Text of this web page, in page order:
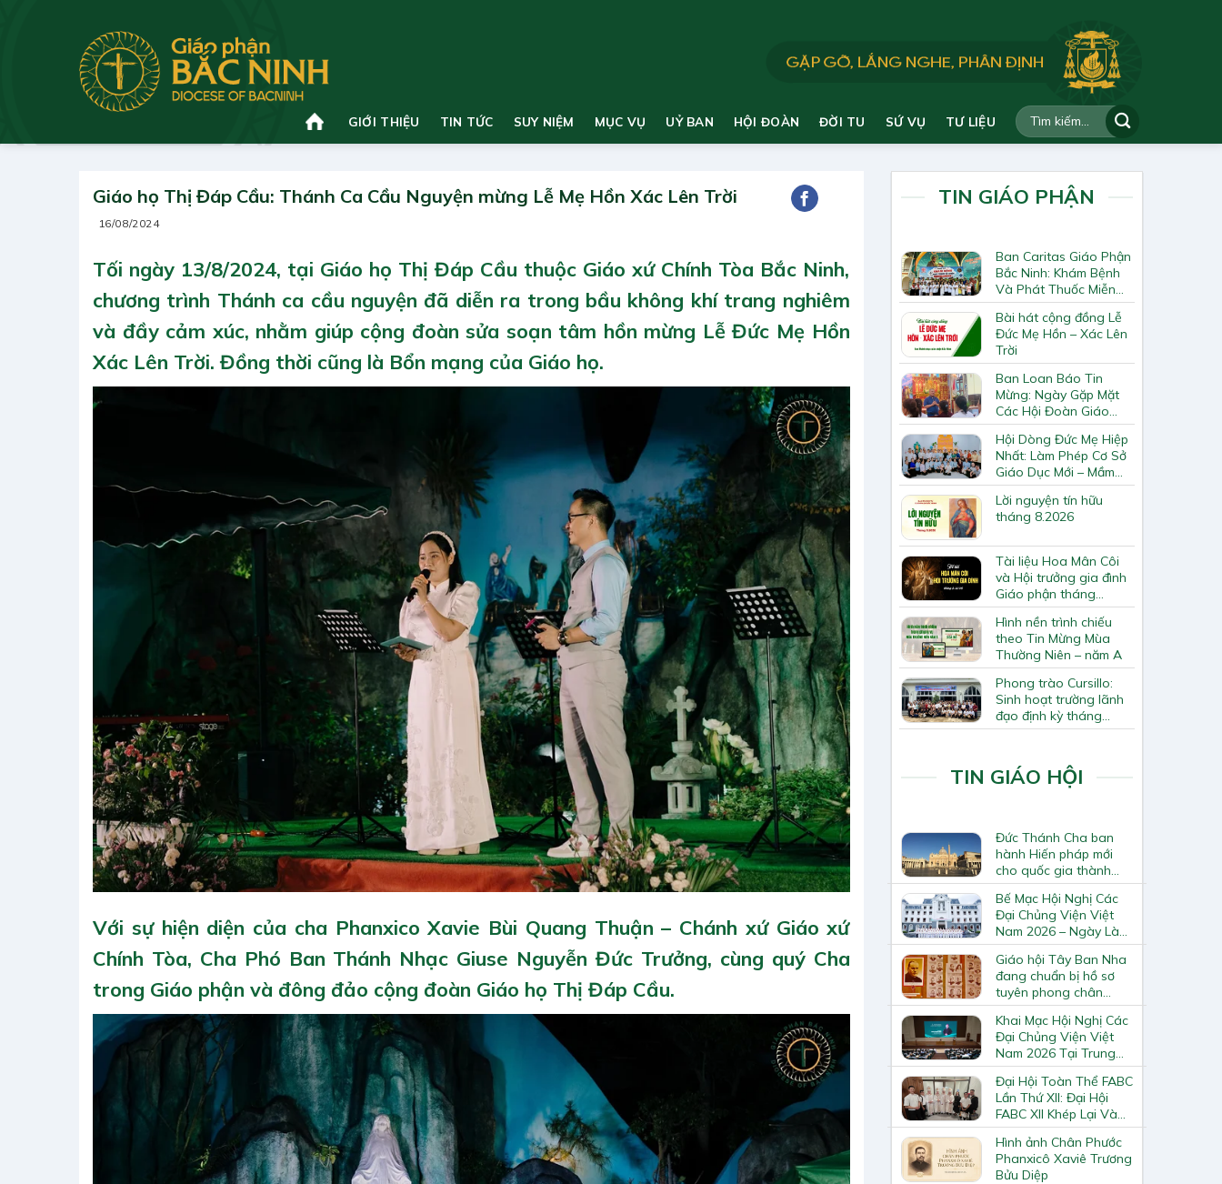
GIỚI THIỆU TIN TỨC SUY NIỆM MỤC VỤ UỶ BAN HỘI ĐOÀN ĐỜI TU SỨ VỤ TƯ LIỆU
Giáo họ Thị Đáp Cầu: Thánh Ca Cầu Nguyện mừng Lễ Mẹ Hồn Xác Lên Trời
16/08/2024
Tối ngày 13/8/2024, tại Giáo họ Thị Đáp Cầu thuộc Giáo xứ Chính Tòa Bắc Ninh,
chương trình Thánh ca cầu nguyện đã diễn ra trong bầu không khí trang nghiêm
và đầy cảm xúc, nhằm giúp cộng đoàn sửa soạn tâm hồn mừng Lễ Đức Mẹ Hồn
Xác Lên Trời. Đồng thời cũng là Bổn mạng của Giáo họ.
Với sự hiện diện của cha Phanxico Xavie Bùi Quang Thuận – Chánh xứ Giáo xứ
Chính Tòa, Cha Phó Ban Thánh Nhạc Giuse Nguyễn Đức Trưởng, cùng quý Cha
trong Giáo phận và đông đảo cộng đoàn Giáo họ Thị Đáp Cầu.
TIN GIÁO PHẬN
Ban Caritas Giáo Phận
Bắc Ninh: Khám Bệnh
Và Phát Thuốc Miễn
Phí Tại Giáo Xứ Đồng
Chương
Bài hát cộng đồng Lễ
Đức Mẹ Hồn – Xác Lên
Trời
Ban Loan Báo Tin
Mừng: Ngày Gặp Mặt
Các Hội Đoàn Giáo
Hạt Bắc Giang
Hội Dòng Đức Mẹ Hiệp
Nhất: Làm Phép Cơ Sở
Giáo Dục Mới – Mầm
Non Thiên Ân
Lời nguyện tín hữu
tháng 8.2026
Tài liệu Hoa Mân Côi
và Hội trưởng gia đình
Giáo phận tháng
8.2026
Hình nền trình chiếu
theo Tin Mừng Mùa
Thường Niên – năm A
Phong trào Cursillo:
Sinh hoạt trường lãnh
đạo định kỳ tháng
7/2026
TIN GIÁO HỘI
Đức Thánh Cha ban
hành Hiến pháp mới
cho quốc gia thành
Vatican
Bế Mạc Hội Nghị Các
Đại Chủng Viện Việt
Nam 2026 – Ngày Làm
Việc Cuối Cùng
Giáo hội Tây Ban Nha
đang chuẩn bị hồ sơ
tuyên phong chân
phước và phong thánh
cho 3.344 vị
Khai Mạc Hội Nghị Các
Đại Chủng Viện Việt
Nam 2026 Tại Trung
Tâm Mục Vụ Giáo
Phận Vinh
Đại Hội Toàn Thể FABC
Lần Thứ XII: Đại Hội
FABC XII Khép Lại Và
Mở Ra Một Hành Trình
Mới Cho Giáo Hội Tại
Châu Á
Hình ảnh Chân Phước
Phanxicô Xaviê Trương
Bửu Diệp